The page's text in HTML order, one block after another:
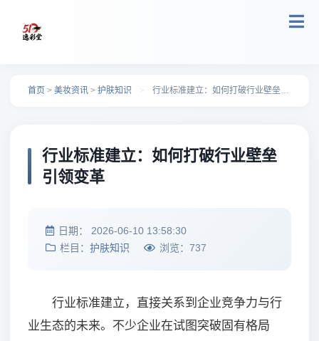
首页 > 美妆资讯 > 护肤知识 > 行业标准建立：如何打破行业壁垒引领变革
行业标准建立：如何打破行业壁垒
引领变革
日期： 2026-06-10 13:58:30
栏目： 护肤知识 浏览： 737
行业标准建立，直接关系到企业竞争力与行
业生态的未来。不少企业在试图突破固有格局